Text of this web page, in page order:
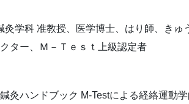
学科 准教授、医学博士、はり師、きゅ
ター、Ｍ－Ｔｅｓｔ上級認定者
灸ハンドブック M-Testによる経絡運動